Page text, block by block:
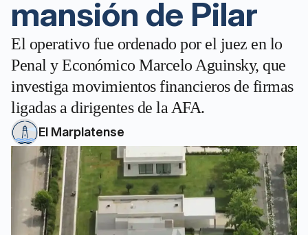
mansión de Pilar
El operativo fue ordenado por el juez en lo
Penal y Económico Marcelo Aguinsky, que
investiga movimientos financieros de firmas
ligadas a dirigentes de la AFA.
El Marplatense